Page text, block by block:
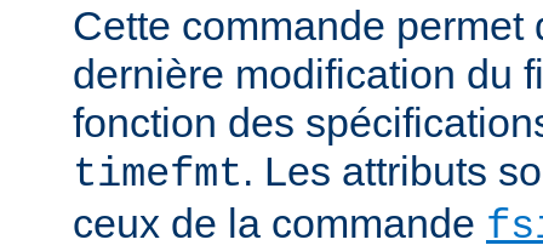
Cette commande permet
dernière modification du
fonction des
timefmt. Les attributs
ceux de la commande